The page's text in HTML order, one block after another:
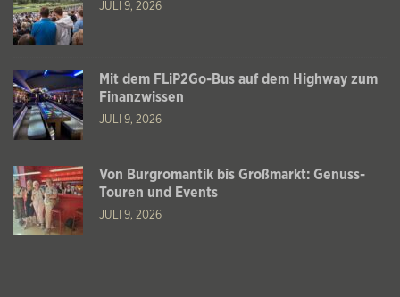
JULI 9, 2026
Mit dem FLiP2Go-Bus auf dem Highway zum
Finanzwissen
JULI 9, 2026
Von Burgromantik bis Großmarkt: Genuss-
Touren und Events
JULI 9, 2026